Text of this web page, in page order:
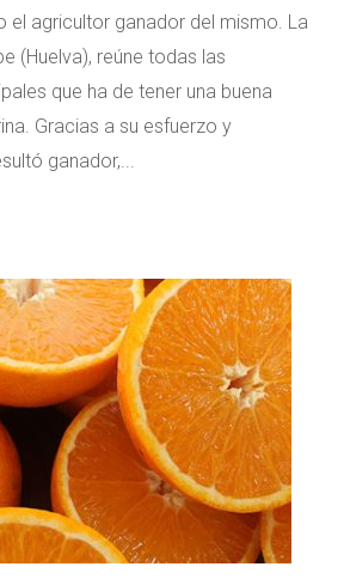
el agricultor ganador del mismo. La
(Huelva), reúne todas las
que ha de tener una buena
Gracias a su esfuerzo y
ganador,...